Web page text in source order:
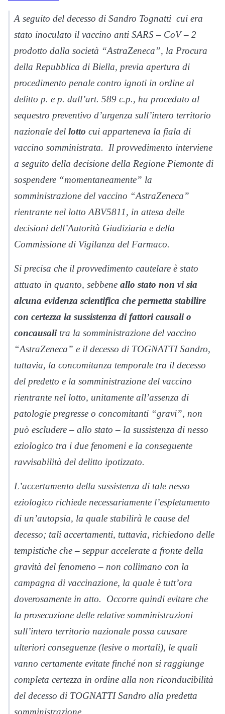
A seguito del decesso di Sandro Tognatti cui era
stato inoculato il vaccino anti SARS – CoV – 2
prodotto dalla società “AstraZeneca”, la Procura
della Repubblica di Biella, previa apertura di
procedimento penale contro ignoti in ordine al
delitto p. e p. dall’art. 589 c.p., ha proceduto al
sequestro preventivo d’urgenza sull’intero territorio
nazionale del lotto cui apparteneva la fiala di
vaccino somministrata. Il provvedimento interviene
a seguito della decisione della Regione Piemonte di
sospendere “momentaneamente” la
somministrazione del vaccino “AstraZeneca”
rientrante nel lotto ABV5811, in attesa delle
decisioni dell’Autorità Giudiziaria e della
Commissione di Vigilanza del Farmaco.
Si precisa che il provvedimento cautelare è stato
attuato in quanto, sebbene allo stato non vi sia
alcuna evidenza scientifica che permetta stabilire
con certezza la sussistenza di fattori causali o
concausalitra la somministrazione del vaccino
“AstraZeneca” e il decesso di TOGNATTI Sandro,
tuttavia, la concomitanza temporale tra il decesso
del predetto e la somministrazione del vaccino
rientrante nel lotto, unitamente all’assenza di
patologie pregresse o concomitanti “gravi”, non
può escludere – allo stato – la sussistenza di nesso
eziologico tra i due fenomeni e la conseguente
ravvisabilità del delitto ipotizzato.
L’accertamento della sussistenza di tale nesso
eziologico richiede necessariamente l’espletamento
di un’autopsia, la quale stabilirà le cause del
decesso; tali accertamenti, tuttavia, richiedono delle
tempistiche che – seppur accelerate a fronte della
gravità del fenomeno – non collimano con la
campagna di vaccinazione, la quale è tutt’ora
doverosamente in atto. Occorre quindi evitare che
la prosecuzione delle relative somministrazioni
sull’intero territorio nazionale possa causare
ulteriori conseguenze (lesive o mortali), le quali
vanno certamente evitate finché non si raggiunge
completa certezza in ordine alla non riconducibilità
del decesso di TOGNATTI Sandro alla predetta
somministrazione.